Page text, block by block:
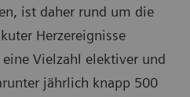
ist daher rund um die
Herzereignisse
Vielzahl elektiver und
jährlich knapp 500